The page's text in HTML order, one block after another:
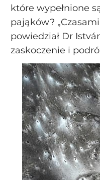
które wypełnione
pająków?
powiedział Dr
zaskoczenie i